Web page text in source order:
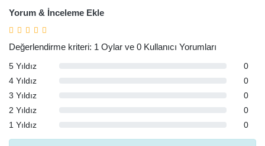
Yorum & İnceleme Ekle
Değerlendirme kriteri: 1 Oylar ve 0 Kullanıcı Yorumları
5 Yıldız
0
4 Yıldız
0
3 Yıldız
0
2 Yıldız
0
1 Yıldız
0